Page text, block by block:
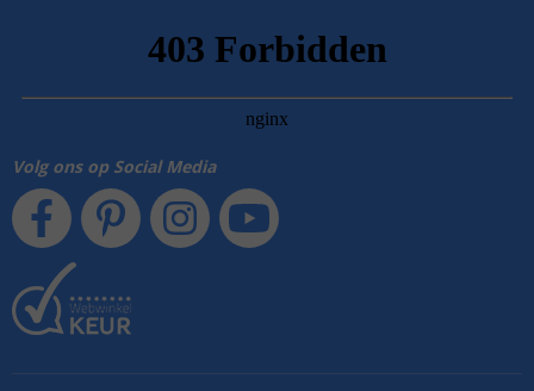
Volg ons op Social Media